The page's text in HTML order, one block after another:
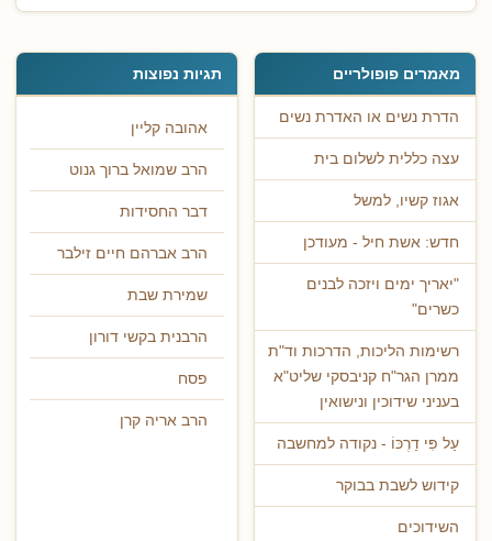
מאמרים פופולריים
הדרת נשים או האדרת נשים
עצה כללית לשלום בית
אגוז קשיו, למשל
חדש: אשת חיל - מעודכן
"יאריך ימים ויזכה לבנים
כשרים"
רשימות הליכות, הדרכות וד"ת
ממרן הגר"ח קניבסקי שליט"א
בעניני שידוכין ונישואין
עַל פִּי דַרְכּוֹ - נקודה למחשבה
קידוש לשבת בבוקר
השידוכים
תגיות נפוצות
אהובה קליין
הרב שמואל ברוך גנוט
דבר החסידות
הרב אברהם חיים זילבר
שמירת שבת
הרבנית בקשי דורון
פסח
הרב אריה קרן